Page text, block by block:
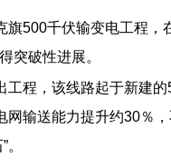
500千伏输变电工程
突破性进展。
工程，该线路起于新
网输送能力提升约30